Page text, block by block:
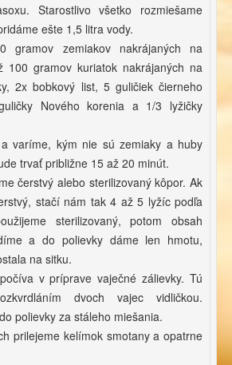
Starostlivo všetko rozmiešame
ešte 1,5 litra vody.
gramov zemiakov nakrájaných na
100 gramov kuriatok nakrájaných na
2x bobkový list, 5 guličiek čierneho
Nového korenia a 1/3 lyžičky
varíme, kým nie sú zemiaky a huby
trvať približne 15 až 20 minút.
čerstvý alebo sterilizovaný kôpor. Ak
stačí nám tak 4 až 5 lyžíc podľa
sterilizovaný, potom obsah
a do polievky dáme len hmotu,
na sitku.
v príprave vaječné zálievky. Tú
dvoch vajec vidličkou.
polievky za stáleho miešania.
prilejeme kelímok smotany a opatrne